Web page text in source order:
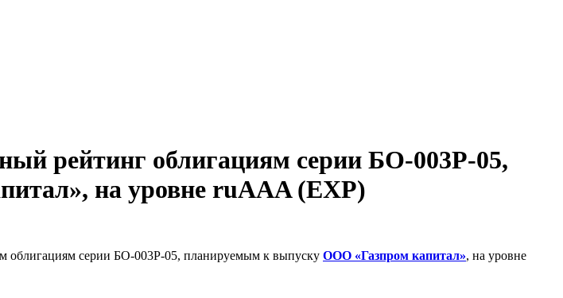
рейтинг облигациям серии БО-003Р-05,
на уровне ruAAA (EXP)
облигациям серии БО-003Р-05, планируемым к выпуску ООО «Газпром капитал», на уровне